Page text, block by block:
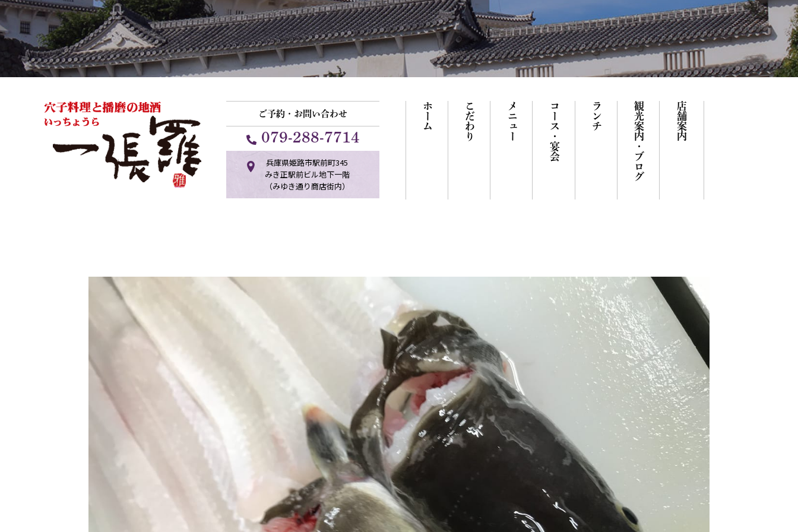
ご予約・お問い合わせ
079-288-7714
兵庫県姫路市駅前町345
みき正駅前ビル地下一階
（みゆき通り商店街内）
ホーム こだわり メニュー コース・宴会 ランチ 観光案内・ブログ 店舗案内